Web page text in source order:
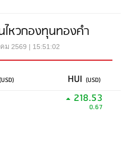
ไหวกองทุนทองคำ
ม 2569 | 15:51:02
(USD) HUI (USD)
218.53
0.67